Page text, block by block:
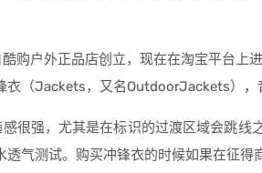
购户外正品店创立，现在在淘宝平台
衣（Jackets，又名OutdoorJackets），
很强，尤其是在标识的过渡区域会跳线
透气测试。购买冲锋衣的时候如果在征